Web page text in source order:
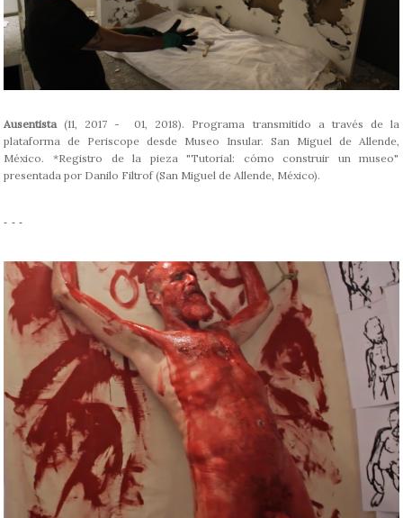
Ausentista (11, 2017 - 01, 2018). Programa transmitido a través de la
plataforma de Periscope desde Museo Insular. San Miguel de Allende,
México. *Registro de la pieza "Tutorial: cómo construir un museo"
presentada por Danilo Filtrof (San Miguel de Allende, México).
- - -